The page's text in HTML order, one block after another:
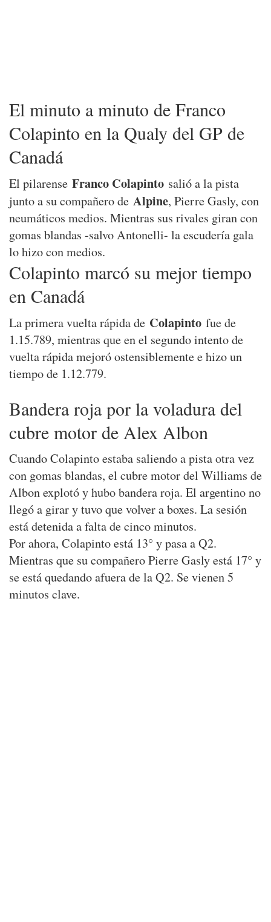
El minuto a minuto de Franco
Colapinto en la Qualy del GP de
Canadá
El pilarense Franco Colapinto salió a la pista
junto a su compañero de Alpine, Pierre Gasly, con
neumáticos medios. Mientras sus rivales giran con
gomas blandas -salvo Antonelli- la escudería gala
lo hizo con medios.
Colapinto marcó su mejor tiempo
en Canadá
La primera vuelta rápida de Colapinto fue de
1.15.789, mientras que en el segundo intento de
vuelta rápida mejoró ostensiblemente e hizo un
tiempo de 1.12.779.
Bandera roja por la voladura del
cubre motor de Alex Albon
Cuando Colapinto estaba saliendo a pista otra vez
con gomas blandas, el cubre motor del Williams de
Albon explotó y hubo bandera roja. El argentino no
llegó a girar y tuvo que volver a boxes. La sesión
está detenida a falta de cinco minutos.
Por ahora, Colapinto está 13° y pasa a Q2.
Mientras que su compañero Pierre Gasly está 17° y
se está quedando afuera de la Q2. Se vienen 5
minutos clave.